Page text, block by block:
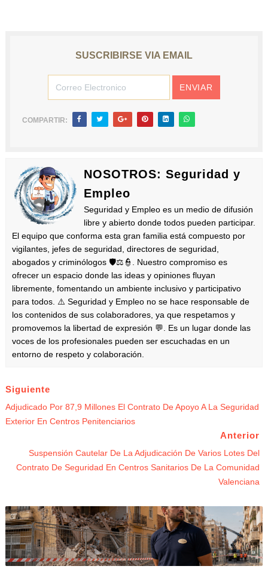
SUSCRIBIRSE VIA EMAIL
COMPARTIR:
NOSOTROS: Seguridad y
Empleo
Seguridad y Empleo es un medio de difusión
libre y abierto donde todos pueden participar.
El equipo que conforma esta gran familia está compuesto por
vigilantes, jefes de seguridad, directores de seguridad,
abogados y criminólogos 🛡️⚖️👮. Nuestro compromiso es
ofrecer un espacio donde las ideas y opiniones fluyan
libremente, fomentando un ambiente inclusivo y participativo
para todos. ⚠️ Seguridad y Empleo no se hace responsable de
los contenidos de sus colaboradores, ya que respetamos y
promovemos la libertad de expresión 💬. Es un lugar donde las
voces de los profesionales pueden ser escuchadas en un
entorno de respeto y colaboración.
Siguiente
Adjudicado Por 87,9 Millones El Contrato De Apoyo A La Seguridad
Exterior En Centros Penitenciarios
Anterior
Suspensión Cautelar De La Adjudicación De Varios Lotes Del
Contrato De Seguridad En Centros Sanitarios De La Comunidad
Valenciana